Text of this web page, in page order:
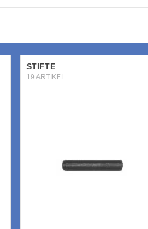
STIFTE
19 ARTIKEL